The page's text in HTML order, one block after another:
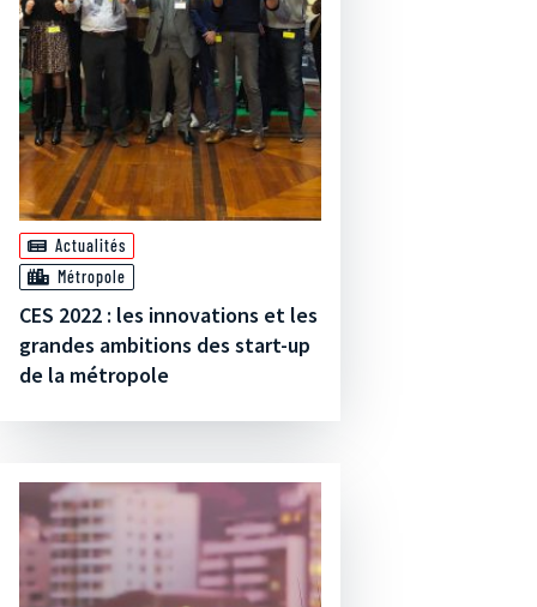
Actualités
Métropole
CES 2022 : les innovations et les
grandes ambitions des start-up
de la métropole